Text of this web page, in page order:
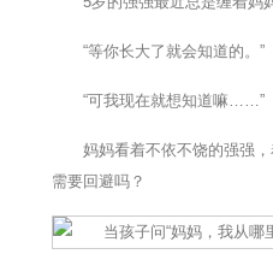
“等你长大了就会知道的。”
“可我现在就想知道嘛……”
妈妈看着不依不饶的强强
需要回避吗？